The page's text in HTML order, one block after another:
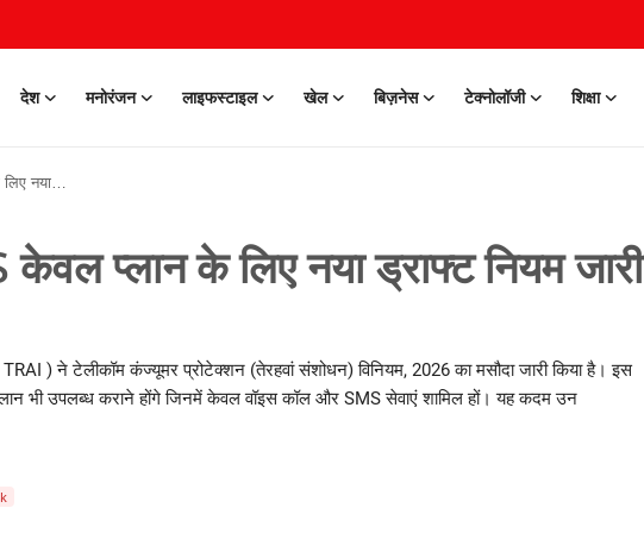
देश मनोरंजन लाइफस्टाइल खेल बिज़नेस टेक्नोलॉजी शिक्षा
जारी किया
प्लान के लिए नया ड्राफ्ट नियम जारी
TRAI ) ने टेलीकॉम कंज्यूमर प्रोटेक्शन (तेरहवां संशोधन) विनियम, 2026 का मसौदा जारी किया है। इस
भी उपलब्ध कराने होंगे जिनमें केवल वॉइस कॉल और SMS सेवाएं शामिल हों। यह कदम उन
Figure • 30 Mar, 2026